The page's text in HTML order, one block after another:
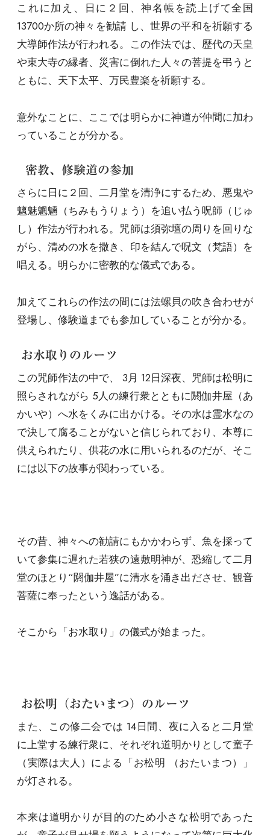
これに加え、日に２回、神名帳を読上げて全国
13700か所の神々を勧請 し、世界の平和を祈願する
大導師作法が行われる。この作法では、歴代の天皇
や東大寺の縁者、災害に倒れた人々の菩提を弔うと
ともに、天下太平、万民豊楽を祈願する。
意外なことに、ここでは明らかに神道が仲間に加わ
っていることが分かる。
密教、修験道の参加
さらに日に２回、二月堂を清浄にするため、悪鬼や
魑魅魍魎（ちみもうりょう）を追い払う呪師（じゅ
し）作法が行われる。咒師は須弥壇の周りを回りな
がら、清めの水を撒き、印を結んで呪文（梵語）を
唱える。明らかに密教的な儀式である。
加えてこれらの作法の間には法螺貝の吹き合わせが
登場し、修験道までも参加していることが分かる。
お水取りのルーツ
この咒師作法の中で、 3月 12日深夜、咒師は松明に
照らされながら 5人の練行衆とともに閼伽井屋（あ
かいや）へ水をくみに出かける。その水は霊水なの
で決して腐ることがないと信じられており、本尊に
供えられたり、供花の水に用いられるのだが、そこ
には以下の故事が関わっている。
その昔、神々への勧請にもかかわらず、魚を採って
いて参集に遅れた若狭の遠敷明神が、恐縮して二月
堂のほとり“閼伽井屋”に清水を涌き出ださせ、観音
菩薩に奉ったという逸話がある。
そこから「お水取り」の儀式が始まった。
お松明（おたいまつ）のルーツ
また、この修二会では 14日間、夜に入ると二月堂
に上堂する練行衆に、それぞれ道明かりとして童子
（実際は大人）による「お松明 （おたいまつ）」
が灯される。
本来は道明かりが目的のため小さな松明であった